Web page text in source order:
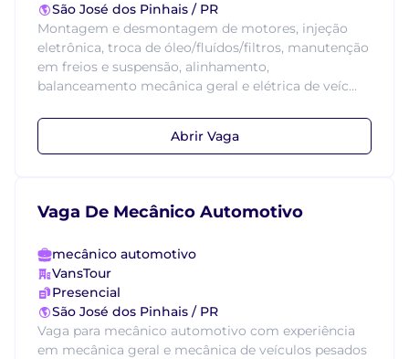
São José dos Pinhais / PR
Montagem e desmontagem de motores, injeção
eletrônica, troca de óleo/fluídos/filtros, manutenção
em freios e suspensão, alinhamento,
balanceamento mecânica geral e elétrica de veíc...
Abrir Vaga
Vaga De Mecânico Automotivo
mecânico automotivo
VansTour
Presencial
São José dos Pinhais / PR
Vaga para mecânico automotivo com experiência
em mecânica geral e mecânica de veículos pesados